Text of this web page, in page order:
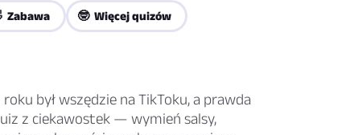
Zabawa 🤓 Więcej quizów
był wszędzie na TikToku, a prawda
z ciekawostek — wymień salsy,